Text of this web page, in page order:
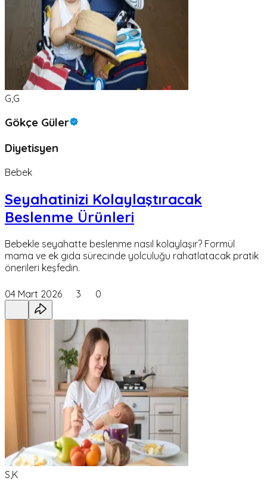
G,G
Gökçe Güler
Diyetisyen
Bebek
Seyahatinizi Kolaylaştıracak
Beslenme Ürünleri
Bebekle seyahatte beslenme nasıl kolaylaşır? Formül
mama ve ek gıda sürecinde yolculuğu rahatlatacak pratik
önerileri keşfedin.
04 Mart 2026 3 0
S,K